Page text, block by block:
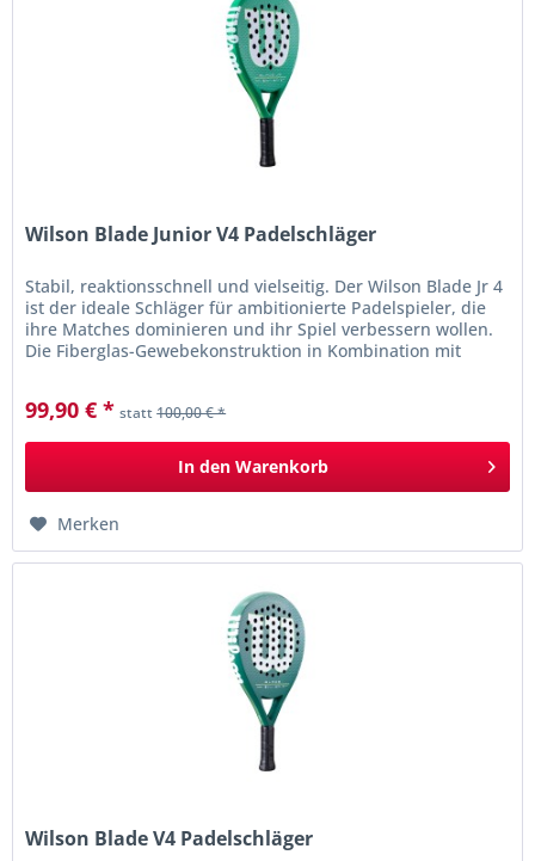
Wilson Blade Junior V4 Padelschläger
Stabil, reaktionsschnell und vielseitig. Der Wilson Blade Jr 4
ist der ideale Schläger für ambitionierte Padelspieler, die
ihre Matches dominieren und ihr Spiel verbessern wollen.
Die Fiberglas-Gewebekonstruktion in Kombination mit
99,90 € * statt100,00 € *
In den Warenkorb
Merken
Wilson Blade V4 Padelschläger